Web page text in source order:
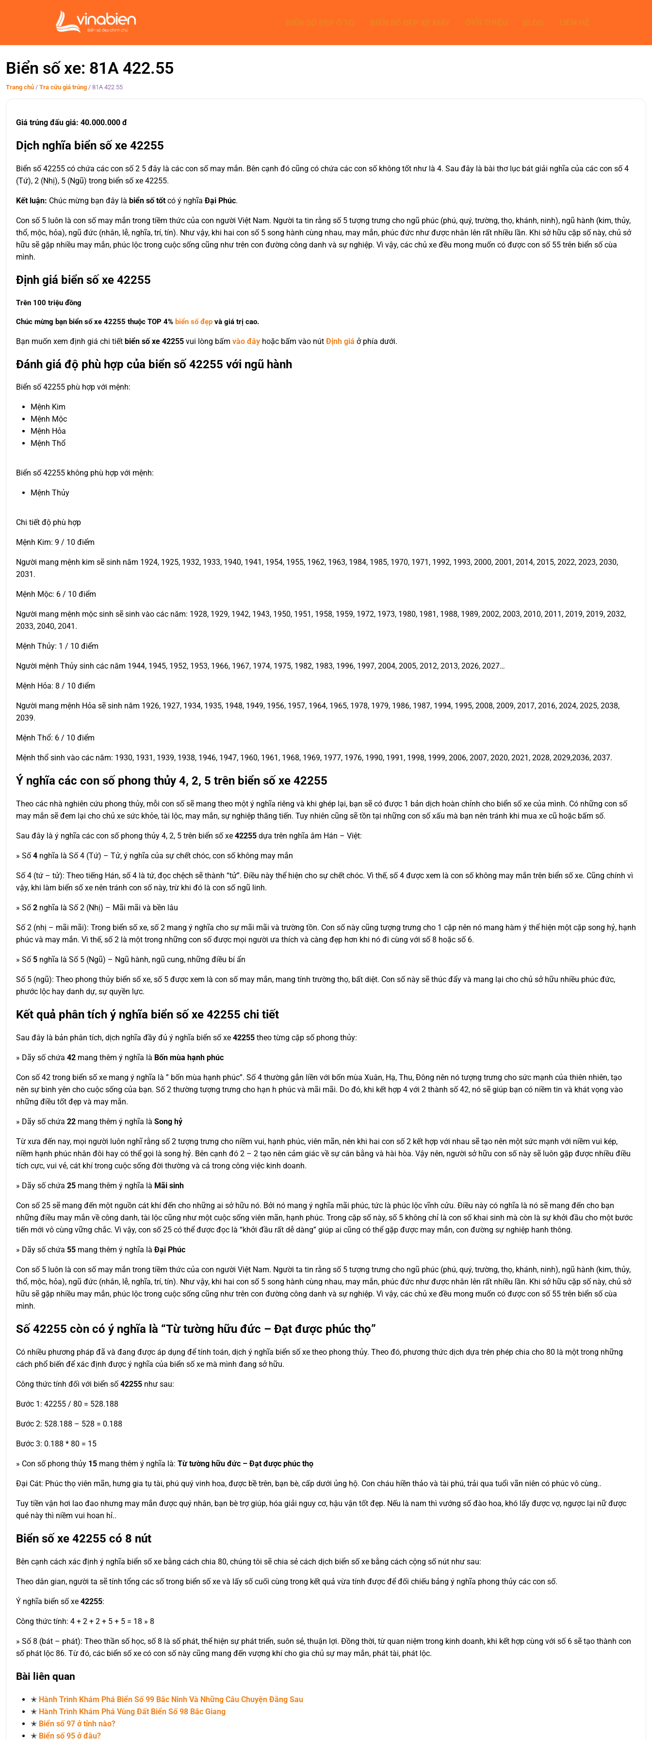
Biển số xe: 81A 422.55
Trang chủ / Tra cứu giá trúng / 81A 422.55
Giá trúng đấu giá: 40.000.000 đ
Dịch nghĩa biển số xe 42255
Biển số 42255 có chứa các con số 2 5 đây là các con số may mắn. Bên cạnh đó cũng có chứa các con số không tốt như là 4. Sau đây là bài thơ lục bát giải nghĩa của các con số 4
(Tứ), 2 (Nhị), 5 (Ngũ) trong biển số xe 42255.
Kết luận: Chúc mừng bạn đây là biển số tốt có ý nghĩa Đại Phúc.
Con số 5 luôn là con số may mắn trong tiềm thức của con người Việt Nam. Người ta tin rằng số 5 tượng trưng cho ngũ phúc (phú, quý, trường, thọ, khánh, ninh), ngũ hành (kim, thủy,
thổ, mộc, hỏa), ngũ đức (nhân, lễ, nghĩa, trí, tín). Như vậy, khi hai con số 5 song hành cùng nhau, may mắn, phúc đức như được nhân lên rất nhiều lần. Khi sở hữu cặp số này, chủ sở
hữu sẽ gặp nhiều may mắn, phúc lộc trong cuộc sống cũng như trên con đường công danh và sự nghiệp. Vì vậy, các chủ xe đều mong muốn có được con số 55 trên biển số cùa
mình.
Định giá biển số xe 42255
Trên 100 triệu đồng
Chúc mừng bạn biển số xe 42255 thuộc TOP 4% biển số đẹp và giá trị cao.
Bạn muốn xem định giá chi tiết biển số xe 42255 vui lòng bấm vào đây hoặc bấm vào nút Định giá ở phía dưới.
Đánh giá độ phù hợp của biển số 42255 với ngũ hành
Biển số 42255 phù hợp với mệnh:
Mệnh Kim
Mệnh Mộc
Mệnh Hỏa
Mệnh Thổ
Biển số 42255 không phù hợp với mệnh:
Mệnh Thủy
Chi tiết độ phù hợp
Mệnh Kim: 9 / 10 điểm
Người mang mệnh kim sẽ sinh năm 1924, 1925, 1932, 1933, 1940, 1941, 1954, 1955, 1962, 1963, 1984, 1985, 1970, 1971, 1992, 1993, 2000, 2001, 2014, 2015, 2022, 2023, 2030,
2031.
Mệnh Mộc: 6 / 10 điểm
Người mang mệnh mộc sinh sẽ sinh vào các năm: 1928, 1929, 1942, 1943, 1950, 1951, 1958, 1959, 1972, 1973, 1980, 1981, 1988, 1989, 2002, 2003, 2010, 2011, 2019, 2019, 2032,
2033, 2040, 2041.
Mệnh Thủy: 1 / 10 điểm
Người mệnh Thủy sinh các năm 1944, 1945, 1952, 1953, 1966, 1967, 1974, 1975, 1982, 1983, 1996, 1997, 2004, 2005, 2012, 2013, 2026, 2027…
Mệnh Hỏa: 8 / 10 điểm
Người mang mệnh Hỏa sẽ sinh năm 1926, 1927, 1934, 1935, 1948, 1949, 1956, 1957, 1964, 1965, 1978, 1979, 1986, 1987, 1994, 1995, 2008, 2009, 2017, 2016, 2024, 2025, 2038,
2039.
Mệnh Thổ: 6 / 10 điểm
Mệnh thổ sinh vào các năm: 1930, 1931, 1939, 1938, 1946, 1947, 1960, 1961, 1968, 1969, 1977, 1976, 1990, 1991, 1998, 1999, 2006, 2007, 2020, 2021, 2028, 2029,2036, 2037.
Ý nghĩa các con số phong thủy 4, 2, 5 trên biển số xe 42255
Theo các nhà nghiên cứu phong thủy, mỗi con số sẽ mang theo một ý nghĩa riêng và khi ghép lại, bạn sẽ có được 1 bản dịch hoàn chỉnh cho biển số xe của mình. Có những con số
may mắn sẽ đem lại cho chủ xe sức khỏe, tài lộc, may mắn, sự nghiệp thăng tiến. Tuy nhiên cũng sẽ tồn tại những con số xấu mà bạn nên tránh khi mua xe cũ hoặc bấm số.
Sau đây là ý nghĩa các con số phong thủy 4, 2, 5 trên biển số xe 42255 dựa trên nghĩa âm Hán – Việt:
» Số 4 nghĩa là Số 4 (Tứ) – Tử, ý nghĩa của sự chết chóc, con số không may mắn
Số 4 (tứ – tử): Theo tiếng Hán, số 4 là tứ, đọc chệch sẽ thành “tử”. Điều này thể hiện cho sự chết chóc. Vì thế, số 4 được xem là con số không may mắn trên biển số xe. Cũng chính vì
vậy, khi làm biển số xe nên tránh con số này, trừ khi đó là con số ngũ linh.
» Số 2 nghĩa là Số 2 (Nhị) – Mãi mãi và bền lâu
Số 2 (nhị – mãi mãi): Trong biển số xe, số 2 mang ý nghĩa cho sự mãi mãi và trường tồn. Con số này cũng tượng trưng cho 1 cặp nên nó mang hàm ý thể hiện một cặp song hỷ, hạnh
phúc và may mắn. Vì thế, số 2 là một trong những con số được mọi người ưa thích và càng đẹp hơn khi nó đi cùng với số 8 hoặc số 6.
» Số 5 nghĩa là Số 5 (Ngũ) – Ngũ hành, ngũ cung, những điều bí ẩn
Số 5 (ngũ): Theo phong thủy biển số xe, số 5 được xem là con số may mắn, mang tính trường thọ, bất diệt. Con số này sẽ thúc đẩy và mang lại cho chủ sở hữu nhiều phúc đức,
phước lộc hay danh dự, sự quyền lực.
Kết quả phân tích ý nghĩa biển số xe 42255 chi tiết
Sau đây là bản phân tích, dịch nghĩa đầy đủ ý nghĩa biển số xe 42255 theo từng cặp số phong thủy:
» Dãy số chứa 42 mang thêm ý nghĩa là Bốn mùa hạnh phúc
Con số 42 trong biển số xe mang ý nghĩa là ” bốn mùa hạnh phúc”. Số 4 thường gắn liền với bốn mùa Xuân, Hạ, Thu, Đông nên nó tượng trưng cho sức mạnh của thiên nhiên, tạo
nên sự bình yên cho cuộc sống của bạn. Số 2 thường tượng trưng cho hạn h phúc và mãi mãi. Do đó, khi kết hợp 4 với 2 thành số 42, nó sẽ giúp bạn có niềm tin và khát vọng vào
những điều tốt đẹp và may mắn.
» Dãy số chứa 22 mang thêm ý nghĩa là Song hỷ
Từ xưa đến nay, mọi người luôn nghĩ rằng số 2 tượng trưng cho niềm vui, hạnh phúc, viên mãn, nên khi hai con số 2 kết hợp với nhau sẽ tạo nên một sức mạnh với niềm vui kép,
niềm hạnh phúc nhân đôi hay có thể gọi là song hỷ. Bên cạnh đó 2 – 2 tạo nên cảm giác về sự cân bằng và hài hòa. Vậy nên, người sở hữu con số này sẽ luôn gặp được nhiều điều
tích cực, vui vẻ, cát khí trong cuộc sống đời thường và cả trong công việc kinh doanh.
» Dãy số chứa 25 mang thêm ý nghĩa là Mãi sinh
Con số 25 sẽ mang đến một nguồn cát khí đến cho những ai sở hữu nó. Bởi nó mang ý nghĩa mãi phúc, tức là phúc lộc vĩnh cửu. Điều này có nghĩa là nó sẽ mang đến cho bạn
những điều may mắn về công danh, tài lộc cũng như một cuộc sống viên mãn, hạnh phúc. Trong cặp số này, số 5 không chỉ là con số khai sinh mà còn là sự khởi đầu cho một bước
tiến mới vô cùng vững chắc. Vì vậy, con số 25 có thể được đọc là “khởi đầu rất dễ dàng” giúp ai cũng có thể gặp được may mắn, con đường sự nghiệp hanh thông.
» Dãy số chứa 55 mang thêm ý nghĩa là Đại Phúc
Con số 5 luôn là con số may mắn trong tiềm thức của con người Việt Nam. Người ta tin rằng số 5 tượng trưng cho ngũ phúc (phú, quý, trường, thọ, khánh, ninh), ngũ hành (kim, thủy,
thổ, mộc, hỏa), ngũ đức (nhân, lễ, nghĩa, trí, tín). Như vậy, khi hai con số 5 song hành cùng nhau, may mắn, phúc đức như được nhân lên rất nhiều lần. Khi sở hữu cặp số này, chủ sở
hữu sẽ gặp nhiều may mắn, phúc lộc trong cuộc sống cũng như trên con đường công danh và sự nghiệp. Vì vậy, các chủ xe đều mong muốn có được con số 55 trên biển số cùa
mình.
Số 42255 còn có ý nghĩa là “Từ tường hữu đức – Đạt được phúc thọ”
Có nhiều phương pháp đã và đang được áp dụng để tính toán, dịch ý nghĩa biển số xe theo phong thủy. Theo đó, phương thức dịch dựa trên phép chia cho 80 là một trong những
cách phổ biến để xác định được ý nghĩa của biển số xe mà mình đang sở hữu.
Công thức tính đối với biển số42255 như sau:
Bước 1: 42255 / 80 = 528.188
Bước 2: 528.188 – 528 = 0.188
Bước 3: 0.188 * 80 = 15
» Con số phong thủy 15 mang thêm ý nghĩa là: Từ tường hữu đức – Đạt được phúc thọ
Đại Cát: Phúc thọ viên mãn, hưng gia tụ tài, phú quý vinh hoa, được bề trên, bạn bè, cấp dưới ủng hộ. Con cháu hiền thảo và tài phú, trải qua tuổi vãn niên có phúc vô cùng..
Tuy tiền vận hơi lao đao nhưng may mắn được quý nhân, bạn bè trợ giúp, hóa giải nguy cơ, hậu vận tốt đẹp. Nếu là nam thì vướng số đào hoa, khó lấy được vợ, ngược lại nữ được
quẻ này thì niềm vui hoan hỉ..
Biển số xe 42255 có 8 nút
Bên cạnh cách xác định ý nghĩa biển số xe bằng cách chia 80, chúng tôi sẽ chia sẻ cách dịch biển số xe bằng cách cộng số nút như sau:
Theo dân gian, người ta sẽ tính tổng các số trong biển số xe và lấy số cuối cùng trong kết quả vừa tính được để đối chiếu bảng ý nghĩa phong thủy các con số.
Ý nghĩa biển số xe 42255:
Công thức tính: 4 + 2 + 2 + 5 + 5 = 18 » 8
» Số 8 (bát – phát): Theo thần số học, số 8 là số phát, thể hiện sự phát triển, suôn sẻ, thuận lợi. Đồng thời, từ quan niệm trong kinh doanh, khi kết hợp cùng với số 6 sẽ tạo thành con
số phát lộc 86. Từ đó, các biển số xe có con số này cũng mang đến vượng khí cho gia chủ sự may mắn, phát tài, phát lộc.
Bài liên quan
✭ Hành Trình Khám Phá Biển Số 99 Bắc Ninh Và Những Câu Chuyện Đằng Sau
✭ Hành Trình Khám Phá Vùng Đất Biển Số 98 Bắc Giang
✭ Biển số 97 ở tỉnh nào?
✭ Biển số 95 ở đâu?